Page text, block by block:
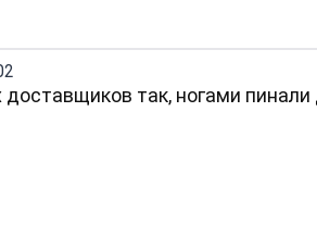
так, ногами пинали